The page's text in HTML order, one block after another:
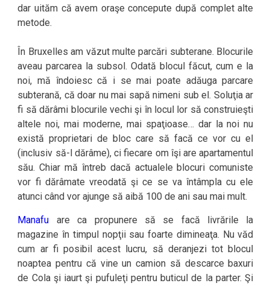
dar uităm că avem oraşe concepute după complet alte
metode.
În Bruxelles am văzut multe parcări subterane. Blocurile
aveau parcarea la subsol. Odată blocul făcut, cum e la
noi, mă îndoiesc că i se mai poate adăuga parcare
subterană, că doar nu mai sapă nimeni sub el. Soluţia ar
fi să dărâmi blocurile vechi şi în locul lor să construieşti
altele noi, mai moderne, mai spaţioase… dar la noi nu
există proprietari de bloc care să facă ce vor cu el
(inclusiv să-l dărâme), ci fiecare om îşi are apartamentul
său. Chiar mă întreb dacă actualele blocuri comuniste
vor fi dărâmate vreodată şi ce se va întâmpla cu ele
atunci când vor ajunge să aibă 100 de ani sau mai mult.
Manafu are ca propunere să se facă livrările la
magazine în timpul nopţii sau foarte dimineaţa. Nu văd
cum ar fi posibil acest lucru, să deranjezi tot blocul
noaptea pentru că vine un camion să descarce baxuri
de Cola şi iaurt şi pufuleţi pentru buticul de la parter. Şi